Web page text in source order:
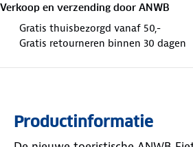
Verkoop en verzending door ANWB
Gratis thuisbezorgd vanaf 50,-
Gratis retourneren binnen 30 dagen
Productinformatie